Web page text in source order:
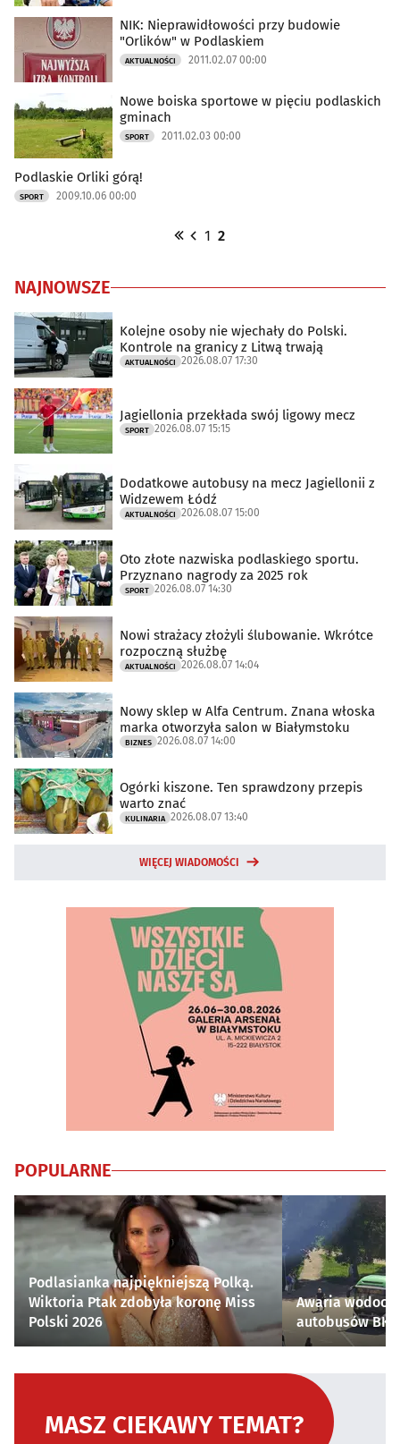
NIK: Nieprawidłowości przy budowie
"Orlików" w Podlaskiem
AKTUALNOŚCI 2011.02.07 00:00
Nowe boiska sportowe w pięciu podlaskich
gminach
SPORT 2011.02.03 00:00
Podlaskie Orliki górą!
SPORT 2009.10.06 00:00
1 2
NAJNOWSZE
Kolejne osoby nie wjechały do Polski.
Kontrole na granicy z Litwą trwają
AKTUALNOŚCI 2026.08.07 17:30
Jagiellonia przekłada swój ligowy mecz
SPORT 2026.08.07 15:15
Dodatkowe autobusy na mecz Jagiellonii z
Widzewem Łódź
AKTUALNOŚCI 2026.08.07 15:00
Oto złote nazwiska podlaskiego sportu.
Przyznano nagrody za 2025 rok
SPORT 2026.08.07 14:30
Nowi strażacy złożyli ślubowanie. Wkrótce
rozpoczną służbę
AKTUALNOŚCI 2026.08.07 14:04
Nowy sklep w Alfa Centrum. Znana włoska
marka otworzyła salon w Białymstoku
BIZNES 2026.08.07 14:00
Ogórki kiszone. Ten sprawdzony przepis
warto znać
KULINARIA 2026.08.07 13:40
WIĘCEJ WIADOMOŚCI
POPULARNE
Podlasianka najpiękniejszą Polką.
Wiktoria Ptak zdobyła koronę Miss
Polski 2026
Awaria
autobusów
MASZ CIEKAWY TEMAT?